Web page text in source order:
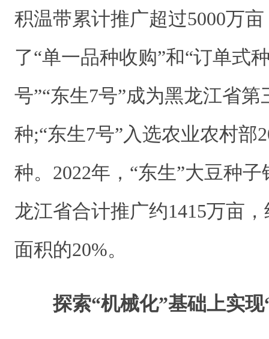
积温带累计推广超过5000万
了“单一品种收购”和“订单式
号”“东生7号”成为黑龙江省
种;“东生7号”入选农业农村部
种。2022年，“东生”大豆种
龙江省合计推广约1415万亩
面积的20%。
探索“机械化”基础上实现